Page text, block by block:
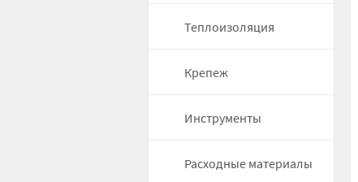
Теплоизоляция
Крепеж
Инструменты
Расходные материалы